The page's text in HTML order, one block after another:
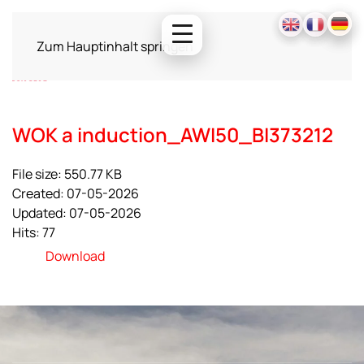
Zum Hauptinhalt springen
WOK a induction_AWI50_BI373212
File size: 550.77 KB
Created: 07-05-2026
Updated: 07-05-2026
Hits: 77
Download